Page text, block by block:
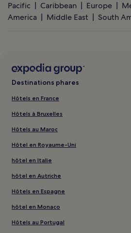
Pacific
Caribbean Europe
America
Middle East South
Destinations phares
Hôtels en France
Hôtels à Bruxelles
Hôtels au Maroc
Hôtel en Royaume-Uni
hôtel en Italie
hôtel en Autriche
Hôtels en Espagne
hôtel en Monaco
Hôtels au Portugal